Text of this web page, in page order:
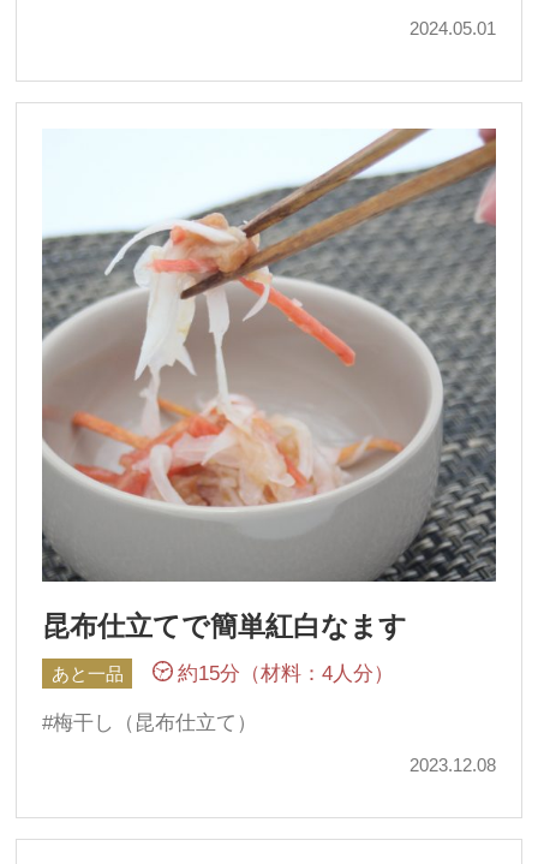
2024.05.01
昆布仕立てで簡単紅白なます
あと一品 約15分（材料：4人分）
梅干し（昆布仕立て）
2023.12.08